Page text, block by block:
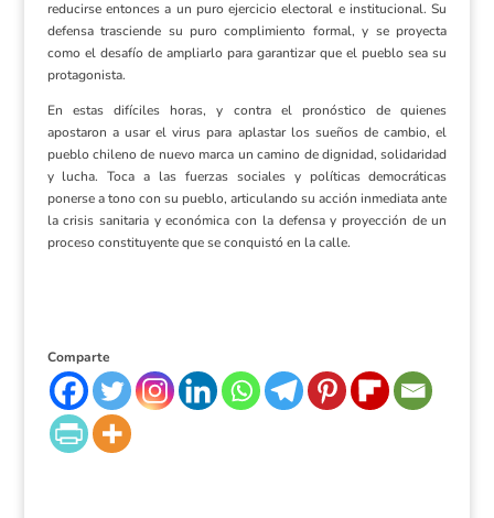
reducirse entonces a un puro ejercicio electoral e institucional. Su
defensa trasciende su puro complimiento formal, y se proyecta
como el desafío de ampliarlo para garantizar que el pueblo sea su
protagonista.
En estas difíciles horas, y contra el pronóstico de quienes
apostaron a usar el virus para aplastar los sueños de cambio, el
pueblo chileno de nuevo marca un camino de dignidad, solidaridad
y lucha. Toca a las fuerzas sociales y políticas democráticas
ponerse a tono con su pueblo, articulando su acción inmediata ante
la crisis sanitaria y económica con la defensa y proyección de un
proceso constituyente que se conquistó en la calle.
Comparte